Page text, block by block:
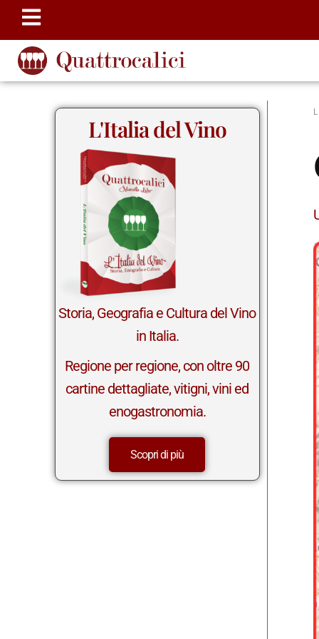
L'Italia del Vino
Storia, Geografia e Cultura del Vino
in Italia.
Regione per regione, con oltre 90
cartine dettagliate, vitigni, vini ed
enogastronomia.
Scopri di più